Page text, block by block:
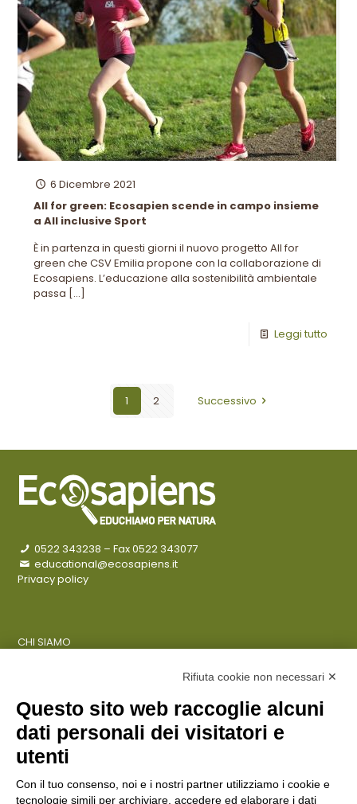
6 Dicembre 2021
All for green: Ecosapien scende in campo insieme
a All inclusive Sport
È in partenza in questi giorni il nuovo progetto All for
green che CSV Emilia propone con la collaborazione di
Ecosapiens. L’educazione alla sostenibilità ambientale
passa […]
Leggi tutto
1 2 Successivo
0522 343238 – Fax 0522 343077
educational@ecosapiens.it
Privacy policy
CHI SIAMO
ENTI PUBBLICI
SCUOLE
CITTADINI E FAMIGLIE
Rifiuta cookie non necessari ✕
Questo sito web raccoglie alcuni
dati personali dei visitatori e
utenti
Con il tuo consenso, noi e i nostri partner utilizziamo i cookie e
tecnologie simili per archiviare, accedere ed elaborare i dati